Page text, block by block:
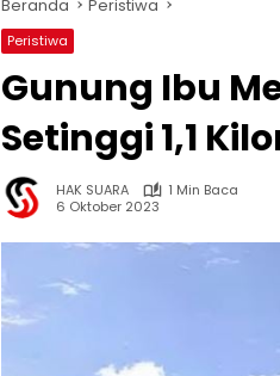
Beranda Peristiwa
Peristiwa
Gunung Ibu
Setinggi 1,1
HAK SUARA
1 Min Baca
6 Oktober 2023